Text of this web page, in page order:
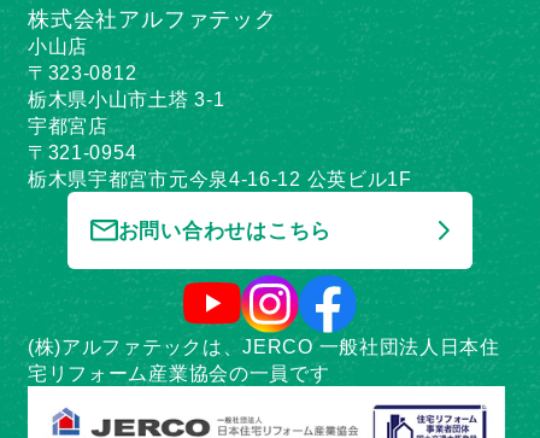
株式会社アルファテック
小山店
〒323-0812
栃木県小山市土塔 3-1
宇都宮店
〒321-0954
栃木県宇都宮市元今泉4-16-12 公英ビル1F
お問い合わせはこちら
(株)アルファテックは、JERCO 一般社団法人日本住
宅リフォーム産業協会の一員です